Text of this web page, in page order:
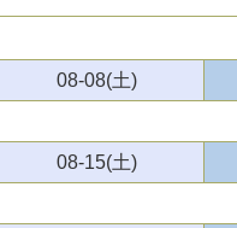
08-08(土)
08-15(土)